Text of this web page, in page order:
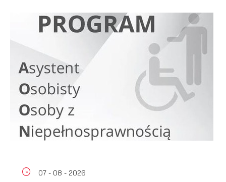
07 - 08 - 2026